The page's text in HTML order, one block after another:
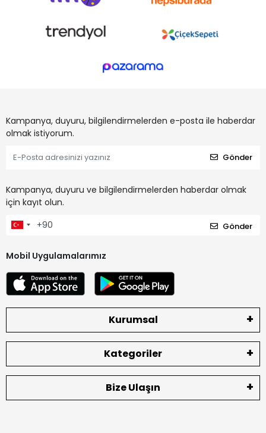
Kampanya, duyuru, bilgilendirmelerden e-posta ile haberdar
olmak istiyorum.
Gönder
Kampanya, duyuru ve bilgilendirmelerden haberdar olmak
için kayıt olun.
Gönder
Mobil Uygulamalarımız
Kurumsal
Kategoriler
Bize Ulaşın